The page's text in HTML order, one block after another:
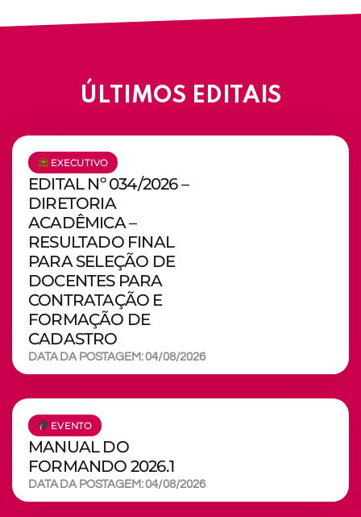
ÚLTIMOS EDITAIS
EXECUTIVO
EDITAL Nº 034/2026 –
DIRETORIA
ACADÊMICA –
RESULTADO FINAL
PARA SELEÇÃO DE
DOCENTES PARA
CONTRATAÇÃO E
FORMAÇÃO DE
CADASTRO
DATA DA POSTAGEM: 04/08/2026
EVENTO
MANUAL DO
FORMANDO 2026.1
DATA DA POSTAGEM: 04/08/2026